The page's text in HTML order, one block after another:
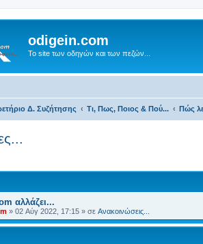
odigein.com
Το site των οδηγών και των πεζών...
Δ. Συζήτησης Τι, Πως, Ποιος & Πού... Πώς
αλλάζει...
» 02 Αύγ 2022, 17:15 » σε Ανακοινώσεις...